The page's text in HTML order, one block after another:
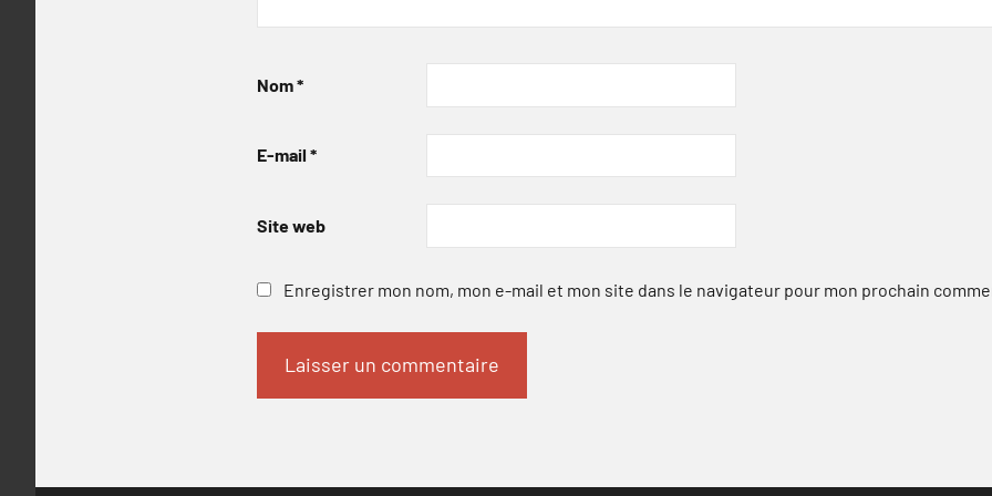
Nom*
E-mail *
Site web
Enregistrer mon nom, mon e-mail et mon site dans le navigateur pour mon prochain